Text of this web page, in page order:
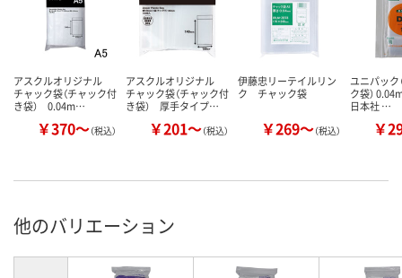
アスクルオリジナル
チャック袋（チャック付
き袋） 0.04m…
￥370～（税込）
アスクルオリジナル
チャック袋（チャック付
き袋） 厚手タイプ…
￥201～（税込）
伊藤忠リーテイルリン
ク チャック袋
￥269～（税込）
ユニパック
ク袋）
日本社 …
￥
他のバリエーション